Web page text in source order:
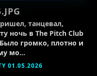
танцевал,
ночь в The Pitch Club
громко, плотно и
мо…
01.05.2026